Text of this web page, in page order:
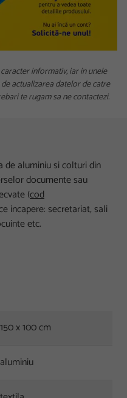
informativ, iar in unele
actualizarea datelor de catre
te rugam sa ne contactezi.
de aluminiu si colturi din
documente sau
(cod
incapere: secretariat, sali
etc.
150 x 100 cm
aluminiu